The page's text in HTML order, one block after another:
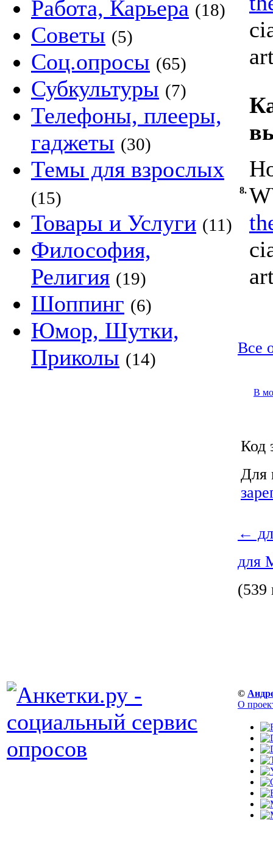
Работа, Карьера (18)
Советы (5)
Соц.опросы (65)
Субкультуры (7)
Телефоны, плееры,
гаджеты (30)
Темы для взрослых
(15)
Товары и Услуги (11)
Философия,
Религия (19)
Шоппинг (6)
Юмор, Шутки,
Приколы (14)
8.
Все
В
Код
Для
←
для
(539
©
О